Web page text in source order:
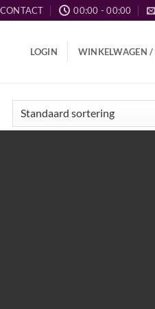
CONTACT 00:00 - 00:00
LOGIN WINKELWAGEN /